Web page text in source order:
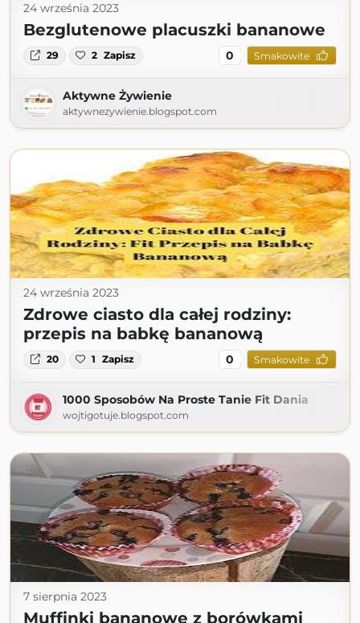
24 września 2023
Bezglutenowe placuszki bananowe
29 2 Zapisz 0 Smakowite
Aktywne Żywienie
aktywnezywienie.blogspot.com
24 września 2023
Zdrowe ciasto dla całej rodziny:
przepis na babkę bananową
20 1 Zapisz 0 Smakowite
1000 Sposobów Na Proste Tanie Fit Dania
wojtigotuje.blogspot.com
7 sierpnia 2023
Muffinki bananowe z borówkami